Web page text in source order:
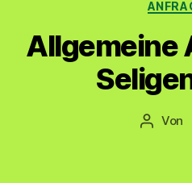
Allgemeine
Von